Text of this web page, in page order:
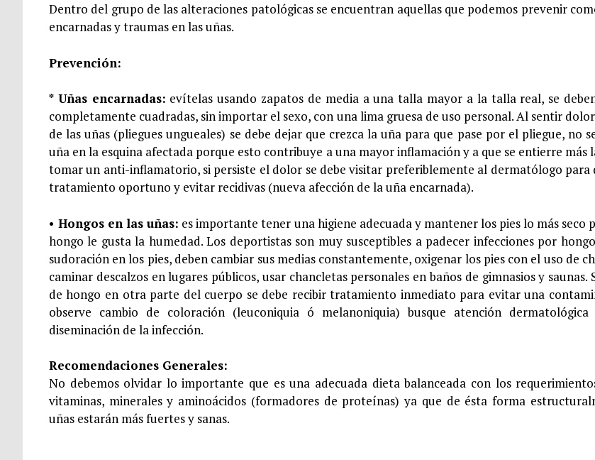
Dentro del grupo de las alteraciones patológicas se encuentran aquellas que podemos prevenir
encarnadas y traumas en las uñas.
Prevención:
* Uñas encarnadas: evítelas usando zapatos de media a una talla mayor a la talla real, se
completamente cuadradas, sin importar el sexo, con una lima gruesa de uso personal. Al sentir
de las uñas (pliegues ungueales) se debe dejar que crezca la uña para que pase por el pliegue, no
uña en la esquina afectada porque esto contribuye a una mayor inflamación y a que se entierre más
tomar un anti-inflamatorio, si persiste el dolor se debe visitar preferiblemente al dermatólogo para
tratamiento oportuno y evitar recidivas (nueva afección de la uña encarnada).
• Hongos en las uñas: es importante tener una higiene adecuada y mantener los pies lo más seco
hongo le gusta la humedad. Los deportistas son muy susceptibles a padecer infecciones por
sudoración en los pies, deben cambiar sus medias constantemente, oxigenar los pies con el uso de
caminar descalzos en lugares públicos, usar chancletas personales en baños de gimnasios y saunas.
de hongo en otra parte del cuerpo se debe recibir tratamiento inmediato para evitar una
observe cambio de coloración (leuconiquia ó melanoniquia) busque atención
diseminación de la infección.
Recomendaciones Generales:
No debemos olvidar lo importante que es una adecuada dieta balanceada con los
vitaminas, minerales y aminoácidos (formadores de proteínas) ya que de ésta forma
uñas estarán más fuertes y sanas.